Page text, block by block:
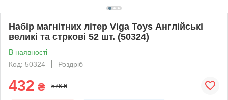
Набір магнітних літер Viga Toys Англійські
великі та стркові 52 шт. (50324)
В наявності
Код: 50324
Роздріб
432 ₴ 576 ₴